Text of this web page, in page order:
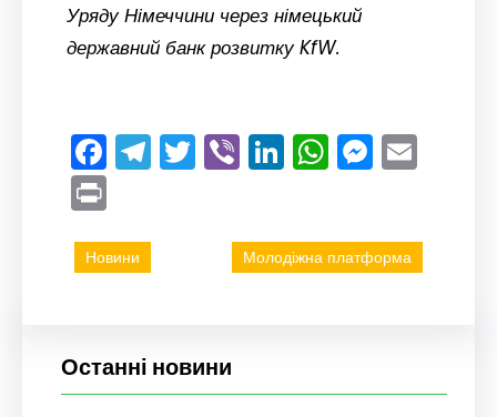
Уряду Німеччини через німецький
державний банк розвитку KfW.
Facebook
Telegram
Twitter
ViberLinkedIn
Новини Молодіжна платформа
Останні новини